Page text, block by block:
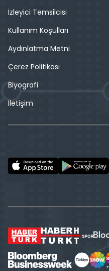
İzleyici Temsilcisi
Kullanım Koşulları
Aydınlatma Metni
Çerez Politikası
Biyografi
İletişim